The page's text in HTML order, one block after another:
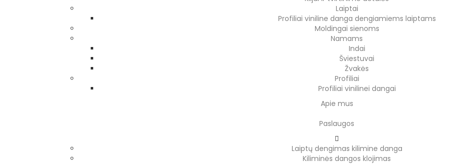
Laiptai
Profiliai viniline danga dengiamiems laiptams
Moldingai sienoms
Namams
Indai
Šviestuvai
Žvakės
Profiliai
Profiliai vinilinei dangai
Apie mus
Paslaugos
Laiptų dengimas kilimine danga
Kiliminės dangos klojimas